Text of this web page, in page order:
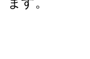
ます。